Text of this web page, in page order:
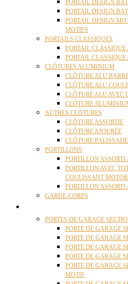
PORTAIL DESIGN
PORTAIL DESIGN
PORTAIL DESIGN
MOTIFS
PORTAILS CLASSIQUES
PORTAIL
PORTAIL CLASSIQUE
CLÔTURES ALUMINIUM
CLÔTURE ALU
CLÔTURE ALU
CLÔTURE ALU AVEC
CLÔTURE
AUTRES CLÔTURES
CLÔTURE ASSORTIE
CLÔTURE AJOURÉE
CLÔTURE
PORTILLONS
PORTILLON
PORTILLON AVEC
COULISSANT
PORTILLON
GARDE-CORPS
PORTES DE GARAGE
PORTE DE GARAGE
PORTE DE GARAGE
PORTE DE GARAGE
PORTE DE GARAGE
PORTE DE GARAGE
MOTIF